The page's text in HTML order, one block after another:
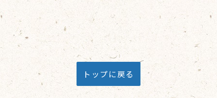
トップに戻る